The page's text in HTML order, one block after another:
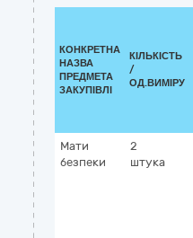
КОНКРЕТНА
НАЗВА
ПРЕДМЕТА
ЗАКУПІВЛІ
КІЛЬКІСТЬ
/
ОД.ВИМІРУ
Мати
безпеки
2
штука